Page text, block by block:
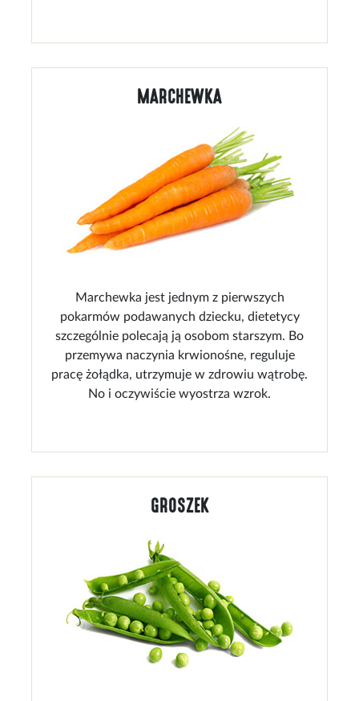
MARCHEWKA
Marchewka jest jednym z pierwszych
pokarmów podawanych dziecku, dietetycy
szczególnie polecają ją osobom starszym. Bo
przemywa naczynia krwionośne, reguluje
pracę żołądka, utrzymuje w zdrowiu wątrobę.
No i oczywiście wyostrza wzrok.
GROSZEK